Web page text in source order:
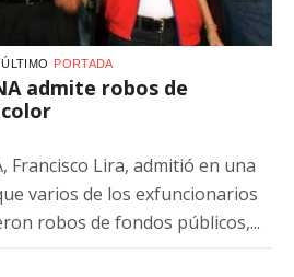
PORTADA
admite robos de
Francisco Lira, admitió en una
varios de los exfuncionarios
robos de fondos públicos,...